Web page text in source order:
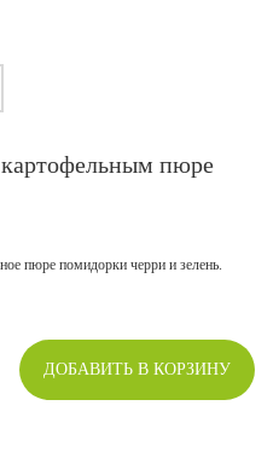
пюре
ДОБАВИТЬ В КОРЗИНУ
пюре помидорки черри и зелень.